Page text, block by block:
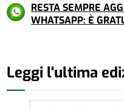
RESTA SEMPRE
WHATSAPP: È
Leggi l'ultima